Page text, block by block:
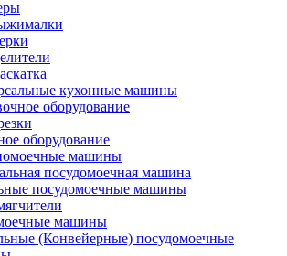
кухонные машины
оборудование
оборудование
машины
посудомоечная машина
посудомоечные машины
машины
(Конвейерные) посудомоечные